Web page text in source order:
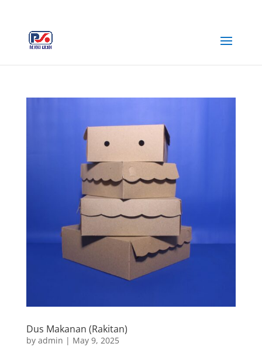
Dus Makanan (Rakitan)
by admin | May 9, 2025